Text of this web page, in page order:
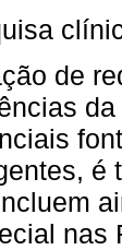
de
é
nas